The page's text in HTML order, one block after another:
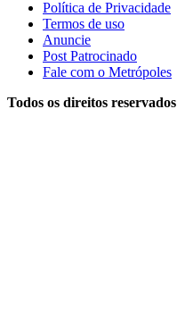
Política de Privacidade
Termos de uso
Anuncie
Post Patrocinado
Fale com o Metrópoles
Todos os direitos reservados